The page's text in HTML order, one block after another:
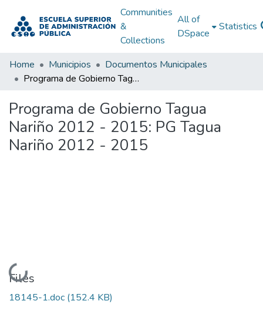
Communities
&
Collections
All of
DSpace
Statistics
Home Municipios
Documentos Municipales
Programa de Gobierno Tagua Nariño 2012 - 2015: PG Tagua Nariño 2012 - 2015
Programa de Gobierno Tagua
Nariño 2012 - 2015: PG Tagua
Nariño 2012 - 2015
Loading...
Files
18145-1.doc (152.4 KB)